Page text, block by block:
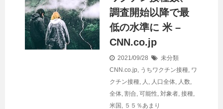
調査開始以降で最
低の水準に 米 –
CNN.co.jp
2021/09/28
未分類
CNN.co.jp, うちワクチン接種, ワ
クチン接種, 人 , 人口全体, 人数,
全体, 割合, 可能性, 対象者, 接種,
米国 , ５５％あまり